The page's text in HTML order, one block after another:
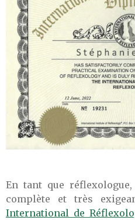
En tant que
complète et très
International de